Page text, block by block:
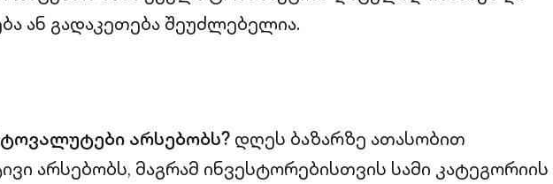
ან გადაკეთება შეუძლებელია.
არსებობს? დღეს ბაზარზე ათასობით
არსებობს, მაგრამ ინვესტორებისთვის სამი კატეგორიის